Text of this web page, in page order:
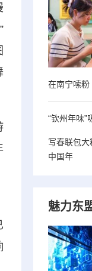
在南宁嗦粉
“钦州年味”
写春联包
中国年
魅力东